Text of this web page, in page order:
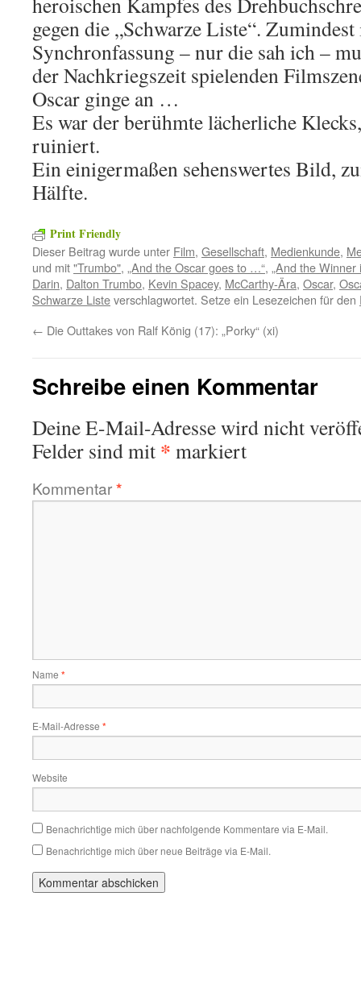
gegen die „Schwarze Liste“.
Synchronfassung – nur die sah ich –
der Nachkriegszeit spielenden
Oscar ginge an …
Es war der berühmte lächerliche
ruiniert.
Ein einigermaßen sehenswertes Bild,
Hälfte.
Print Friendly
Dieser Beitrag wurde unter Film, Gesellschaft, Medienkunde,
und mit"Trumbo", „And the Oscar goes to …“, „And the
Darin, Dalton Trumbo, Kevin Spacey, McCarthy-Ära, Oscar,
Schwarze Listeverschlagwortet. Setze ein Lesezeichen für den
← Die Outtakes von Ralf König (17): „Porky“ (xi)
Schreibe einen Kommentar
Deine E-Mail-Adresse wird nicht
Felder sind mit * markiert
Kommentar*
Name *
E-Mail-Adresse *
Website
Benachrichtige mich über nachfolgende Kommentare via E-Mail.
Benachrichtige mich über neue Beiträge via E-Mail.